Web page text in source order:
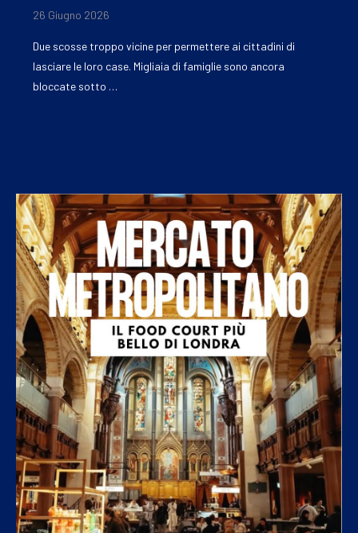
26 Giugno 2026
Due scosse troppo vicine per permettere ai cittadini di
lasciare le loro case. Migliaia di famiglie sono ancora
bloccate sotto …